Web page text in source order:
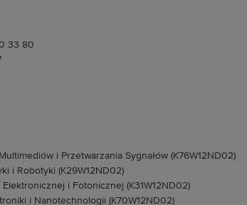
33 80
i Przetwarzania Sygnałów (K76W12ND02)
i Robotyki (K29W12ND02)
i Fotonicznej (K31W12ND02)
i Nanotechnologii (K70W12ND02)